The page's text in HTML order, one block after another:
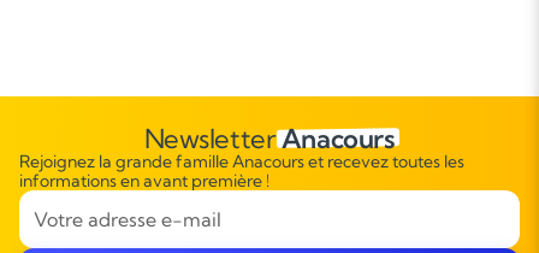
NewsletterAnacours
Rejoignez la grande famille Anacours et recevez toutes les
informations en avant première !